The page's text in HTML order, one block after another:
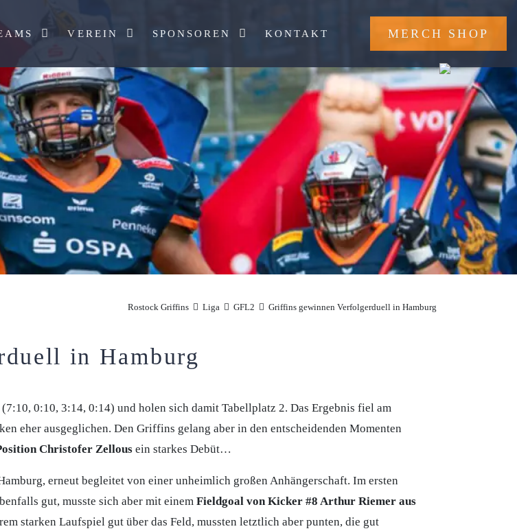
Toggle Dropdown
VEREIN Toggle Dropdown
SPONSOREN Toggle Dropdown
KONTAKT MERCH SHOP
Rostock Griffins Liga GFL2 Griffins gewinnen Verfolgerduell in Hamburg
in Hamburg
0:10, 3:14, 0:14) und holen sich damit Tabellplatz 2. Das Ergebnis fiel am
eher ausgeglichen. Den Griffins gelang aber in den entscheidenden Momenten
Christofer Zellous ein starkes Debüt…
erneut begleitet von einer unheimlich großen Anhängerschaft. Im ersten
gut, musste sich aber mit einem Fieldgoal von Kicker #8 Arthur Riemer aus
starken Laufspiel gut über das Feld, mussten letztlich aber punten, die gut